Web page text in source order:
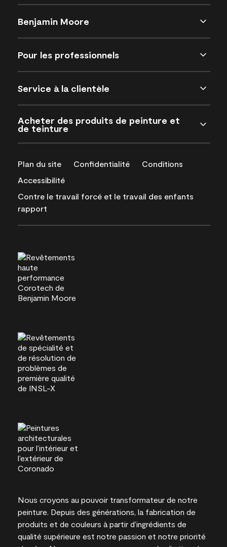
Benjamin Moore
Pour les professionnels
Service à la clientèle
Acheter des produits de peinture et
de teinture
Plan du site Confidentialité
Conditions
Accessibilité
Contre le travail forcé et le travail des enfants
rapport
Nous croyons au pouvoir transformateur de notre
peinture. Depuis des générations, la fabrication de
produits et de couleurs à partir d’ingrédients de
qualité supérieure est notre passion et notre priorité